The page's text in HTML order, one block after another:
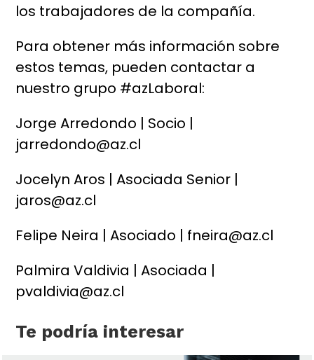
los trabajadores de la compañía.
Para obtener más información sobre
estos temas, pueden contactar a
nuestro grupo #azLaboral:
Jorge Arredondo | Socio |
jarredondo@az.cl
Jocelyn Aros | Asociada Senior |
jaros@az.cl
Felipe Neira | Asociado | fneira@az.cl
Palmira Valdivia | Asociada |
pvaldivia@az.cl
Te podría interesar